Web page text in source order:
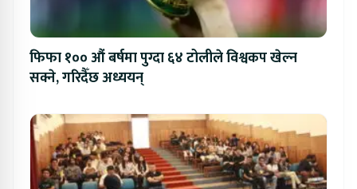
फिफा १०० औं बर्षमा पुग्दा ६४ टोलीले विश्वकप खेल्न
सक्ने, गरिदैँछ अध्ययन्